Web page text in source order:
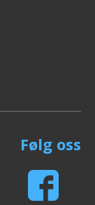
Følg oss